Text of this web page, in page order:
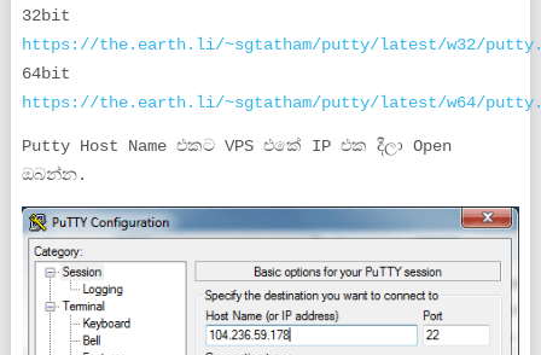
32bit
https://the.earth.li/~sgtatham/putty/latest/w32/
64bit
https://the.earth.li/~sgtatham/putty/latest/w64/
Putty Host Name එකට VPS එකේ IP එක දීලා Open
ඔබන්න.